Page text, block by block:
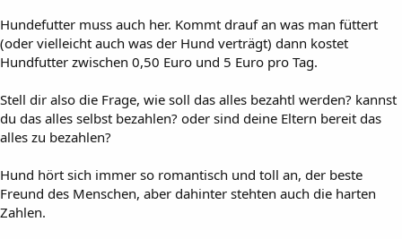
Hundefutter muss auch her. Kommt drauf an was man füttert
(oder vielleicht auch was der Hund verträgt) dann kostet
Hundfutter zwischen 0,50 Euro und 5 Euro pro Tag.
Stell dir also die Frage, wie soll das alles bezahtl werden? kannst
du das alles selbst bezahlen? oder sind deine Eltern bereit das
alles zu bezahlen?
Hund hört sich immer so romantisch und toll an, der beste
Freund des Menschen, aber dahinter stehten auch die harten
Zahlen.